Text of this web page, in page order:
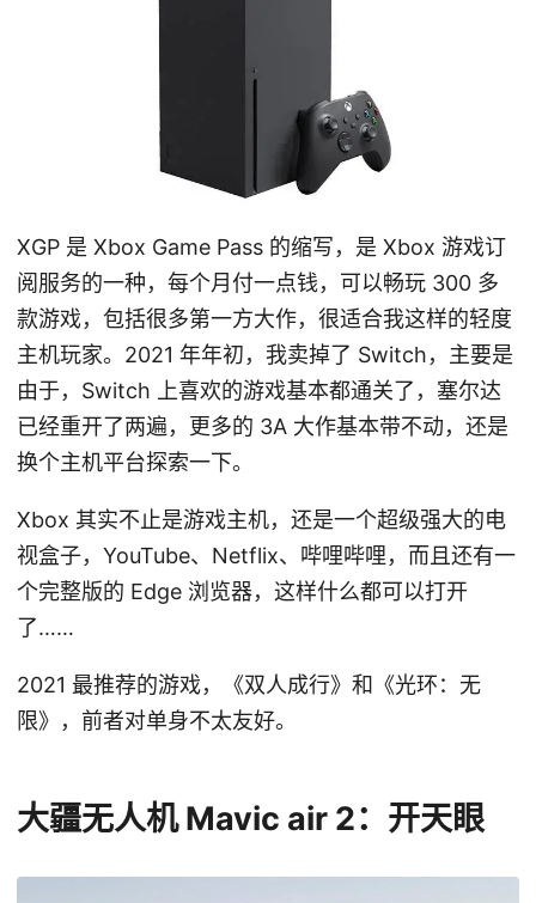
XGP 是 Xbox Game Pass 的缩写，是 Xbox 游戏订
阅服务的一种，每个月付一点钱，可以畅玩 300 多
款游戏，包括很多第一方大作，很适合我这样的轻度
主机玩家。2021 年年初，我卖掉了 Switch，主要是
由于，Switch 上喜欢的游戏基本都通关了，塞尔达
已经重开了两遍，更多的 3A 大作基本带不动，还是
换个主机平台探索一下。
Xbox 其实不止是游戏主机，还是一个超级强大的电
视盒子，YouTube、Netflix、哔哩哔哩，而且还有一
个完整版的 Edge 浏览器，这样什么都可以打开
了……
2021 最推荐的游戏，《双人成行》和《光环：无
限》，前者对单身不太友好。
大疆无人机 Mavic air 2：开天眼